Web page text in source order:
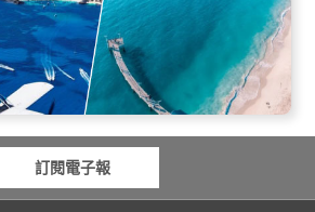
PER09176
訂閱電子報